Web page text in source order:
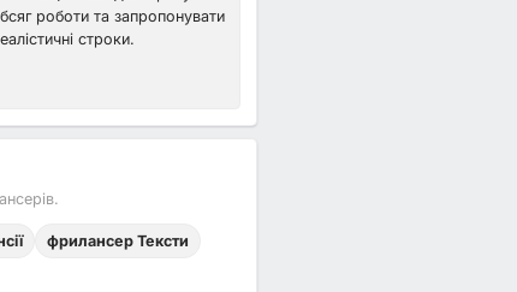
роботи та запропонувати
строки.
фрилансер Тексти